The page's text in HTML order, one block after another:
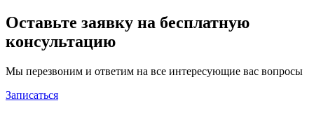
Оставьте заявку на бесплатную
консультацию
Мы перезвоним и ответим на все интересующие вас вопросы
Записаться